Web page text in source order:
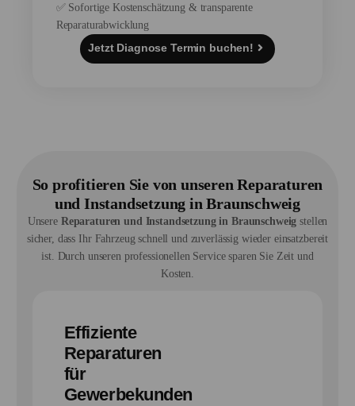
✅ Sofortige Kostenschätzung & transparente
Reparaturabwicklung
Jetzt Diagnose Termin buchen!
So profitieren Sie von unseren Reparaturen
und Instandsetzung in Braunschweig
Unsere Reparaturen und Instandsetzung in Braunschweig stellen
sicher, dass Ihr Fahrzeug schnell und zuverlässig wieder einsatzbereit
ist. Durch unseren professionellen Service sparen Sie Zeit und
Kosten.
Effiziente
Reparaturen
für
Gewerbekunden